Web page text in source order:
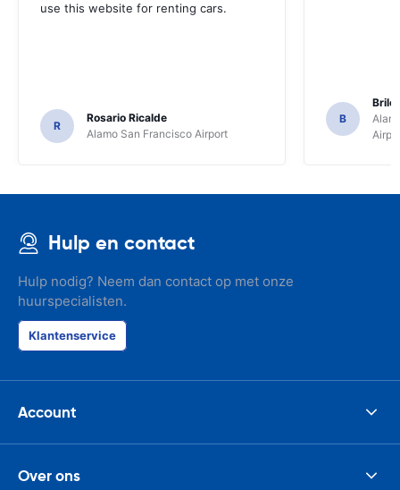
use this website for renting cars.
R
Rosario Ricalde
Alamo San Francisco Airport
B
Hulp en contact
Hulp nodig? Neem dan contact op met onze
huurspecialisten.
Klantenservice
Account
Over ons